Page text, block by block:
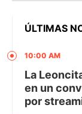
ÚLTIMAS
10:00 AM
La
en un
por